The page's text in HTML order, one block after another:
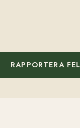
RAPPORTERA FEL